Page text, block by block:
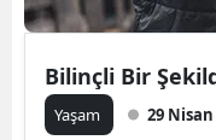
Bilinçli Bir
Yaşam 29 Nisan